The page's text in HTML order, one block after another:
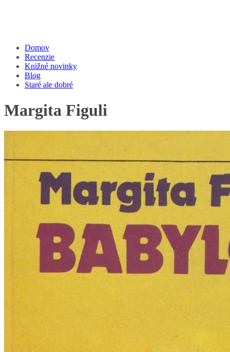
Domov
Recenzie
Knižné novinky
Blog
Staré ale dobré
Margita Figuli